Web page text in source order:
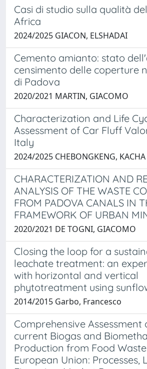
Casi di studio sulla qualità
Africa
2024/2025 GIACON, ELSHADAI
Cemento amianto: stato
censimento delle coperture
di Padova
2020/2021 MARTIN, GIACOMO
Characterization and Life
Assessment of Car Fluff
Italy
2024/2025 CHEBONGKENG,
CHARACTERIZATION AND
ANALYSIS OF THE WASTE
FROM PADOVA CANALS IN
FRAMEWORK OF URBAN
2020/2021 DE TOGNI, GIACOMO
Closing the loop for a
leachate treatment: an
with horizontal and vertical
phytotreatment using
2014/2015 Garbo, Francesco
Comprehensive Assessment
current Biogas and
Production from Food
European Union: Processes,